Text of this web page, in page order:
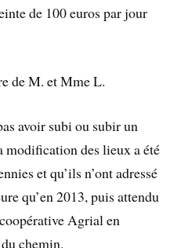
de 100 euros par jour
de M. et Mme L.
avoir subi ou subir un
modification des lieux a été
et qu’ils n’ont adressé
qu’en 2013, puis attendu
Agrial en
chemin.